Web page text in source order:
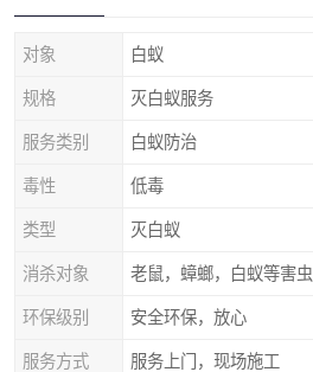
对象 白蚁
规格 灭白蚁服务
服务类别 白蚁防治
毒性 低毒
类型 灭白蚁
消杀对象 老鼠，蟑螂，白蚁等害虫
环保级别 安全环保，放心
服务方式 服务上门，现场施工